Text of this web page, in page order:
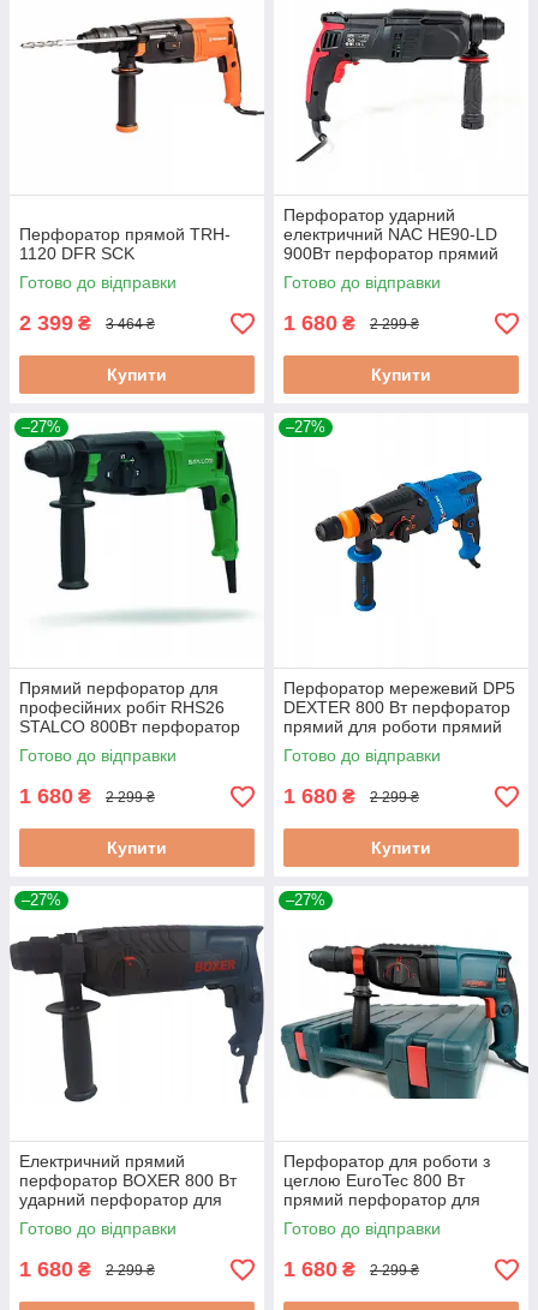
Перфоратор прямой TRH-
1120 DFR SCK
Готово до відправки
2 399 ₴ 3 464 ₴
Купити
Перфоратор ударний
електричний NAC HE90-LD
900Вт перфоратор прямий
для роботи перфоратор
будівельний
Готово до відправки
1 680 ₴ 2 299 ₴
Купити
–27%
Прямий перфоратор для
професійних робіт RHS26
STALCO 800Вт перфоратор
для великих отворів
Готово до відправки
1 680 ₴ 2 299 ₴
Купити
–27%
Перфоратор мережевий DP5
DEXTER 800 Вт перфоратор
прямий для роботи прямий
перфоратор для
професійних робіт
Готово до відправки
1 680 ₴ 2 299 ₴
Купити
–27%
Електричний прямий
перфоратор BOXER 800 Вт
ударний перфоратор для
бетону
Готово до відправки
1 680 ₴ 2 299 ₴
–27%
Перфоратор для роботи з
цеглою EuroTec 800 Вт
прямий перфоратор для
свердління отворів
Готово до відправки
1 680 ₴ 2 299 ₴